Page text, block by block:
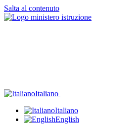
Salta al contenuto
Italiano
Italiano
English